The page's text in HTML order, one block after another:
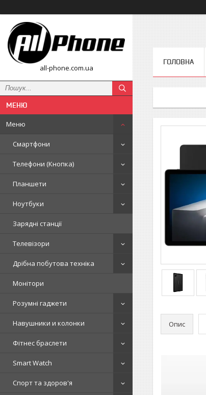
all-phone.com.ua
Меню
Смартфони
Телефони (Кнопка)
Планшети
Ноутбуки
Зарядні станції
Телевізори
Дрібна побутова техніка
Монітори
Розумні гаджети
Навушники и колонки
Фітнес браслети
Smart Watch
Спорт та здоров'я
ГОЛОВНА
Опис